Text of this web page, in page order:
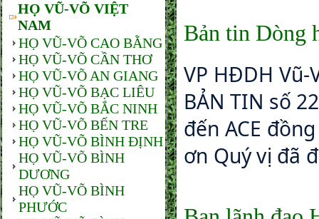
HỌ VŨ-VÕ VIỆT
NAM
HỌ VŨ-VÕ CAO BẰNG
HỌ VŨ-VÕ CẦN THƠ
HỌ VŨ-VÕ AN GIANG
HỌ VŨ-VÕ BẠC LIÊU
HỌ VŨ-VÕ BẮC NINH
HỌ VŨ-VÕ BẾN TRE
HỌ VŨ-VÕ BÌNH ĐỊNH
HỌ VŨ-VÕ BÌNH
DƯƠNG
HỌ VŨ-VÕ BÌNH
PHƯỚC
Bản tin Dòng
VP HĐDH
BẢN TIN số
đến ACE
ơn Quý vị đã